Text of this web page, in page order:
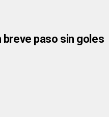
breve paso sin goles